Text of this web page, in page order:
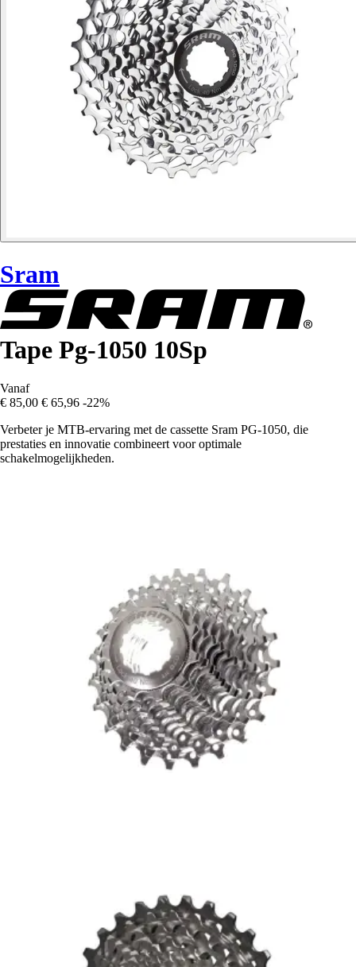
Sram
Tape Pg-1050 10Sp
Vanaf
€ 85,00 € 65,96 -22%
Verbeter je MTB-ervaring met de cassette Sram PG-1050, die
prestaties en innovatie combineert voor optimale
schakelmogelijkheden.